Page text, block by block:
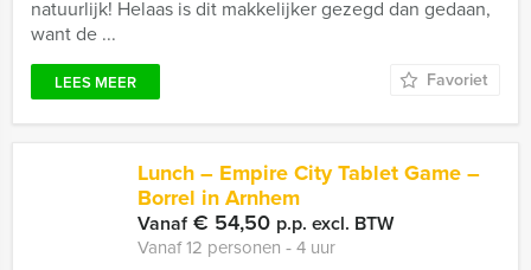
natuurlijk! Helaas is dit makkelijker gezegd dan gedaan,
want de ...
LEES MEER Favoriet
Lunch – Empire City Tablet Game –
Borrel in Arnhem
Vanaf€ 54,50 p.p. excl. BTW
Vanaf 12 personen ‐ 4 uur